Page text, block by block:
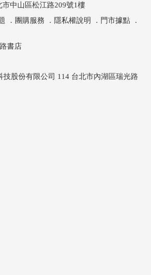
市中山區松江路209號1樓
． 團購服務 ． 隱私權說明 ． 門市據點 ．
書店
技股份有限公司 114 台北市內湖區瑞光路